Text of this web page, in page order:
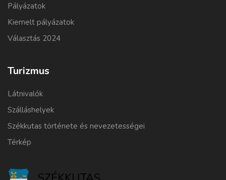
Pályázatok
Kiemelt pályázatok
Választás 2024
Turizmus
Látnivalók
Szálláshelyek
Székkutas története és nevezetességei
Térkép